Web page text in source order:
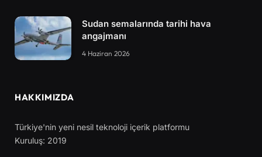
Sudan semalarında tarihi hava
angajmanı
4 Haziran 2026
HAKKIMIZDA
Türkiye'nin yeni nesil teknoloji içerik platformu
Kuruluş: 2019